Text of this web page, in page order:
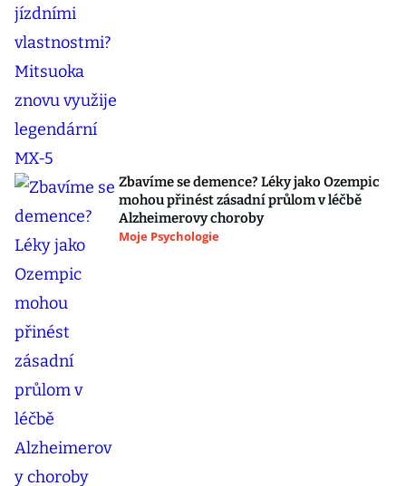
Zbavíme se demence? Léky jako Ozempic
mohou přinést zásadní průlom v léčbě
Alzheimerovy choroby
Moje Psychologie